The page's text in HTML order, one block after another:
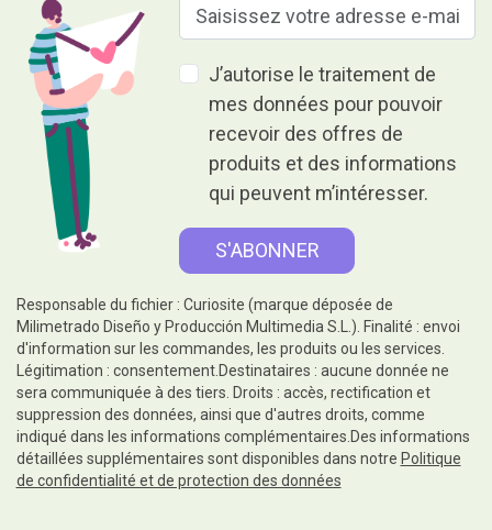
J’autorise le traitement de
mes données pour pouvoir
recevoir des offres de
produits et des informations
qui peuvent m’intéresser.
Responsable du fichier : Curiosite (marque déposée de
Milimetrado Diseño y Producción Multimedia S.L.). Finalité : envoi
d'information sur les commandes, les produits ou les services.
Légitimation : consentement.Destinataires : aucune donnée ne
sera communiquée à des tiers. Droits : accès, rectification et
suppression des données, ainsi que d'autres droits, comme
indiqué dans les informations complémentaires.Des informations
détaillées supplémentaires sont disponibles dans notre Politique
de confidentialité et de protection des données